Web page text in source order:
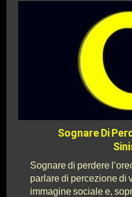
Sognare Di
Sognare di perdere
parlare di percezione di
immagine sociale e,